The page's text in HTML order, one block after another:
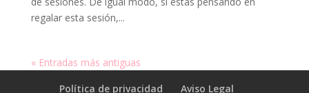
regalar esta sesión,...
« Entradas más antiguas
Política de privacidad
Aviso Legal